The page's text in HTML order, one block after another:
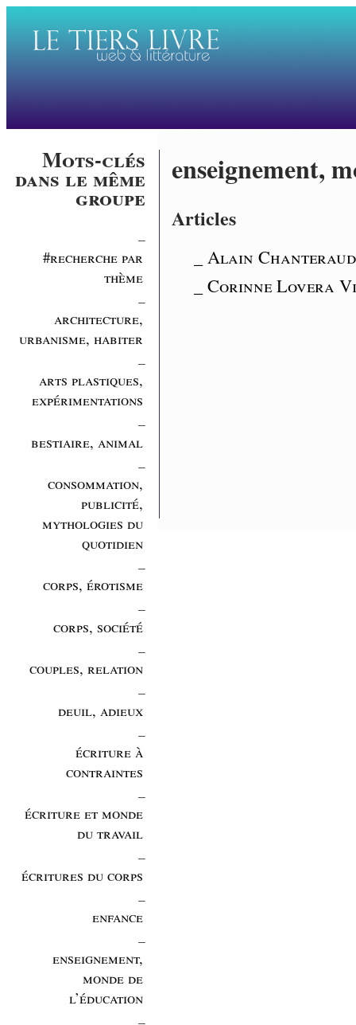
Mots-clés
dans le même
groupe
#recherche par
thème
architecture,
urbanisme, habiter
arts plastiques,
expérimentations
bestiaire, animal
consommation,
publicité,
mythologies du
quotidien
corps, érotisme
corps, société
couples, relation
deuil, adieux
écriture à
contraintes
écriture et monde
du travail
écritures du corps
enfance
enseignement,
monde de
l’éducation
enseignement,
Articles
_ Alain
_ Corinne Lovera